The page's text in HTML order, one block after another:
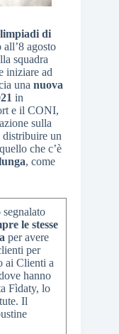
di
agosto
squadra
iniziare ad
una nuova
in
e il CONI,
sulla
distribuire un
che c’è
, come
le stesse
per avere
per
ai Clienti a
hanno
Fìdaty, lo
Il